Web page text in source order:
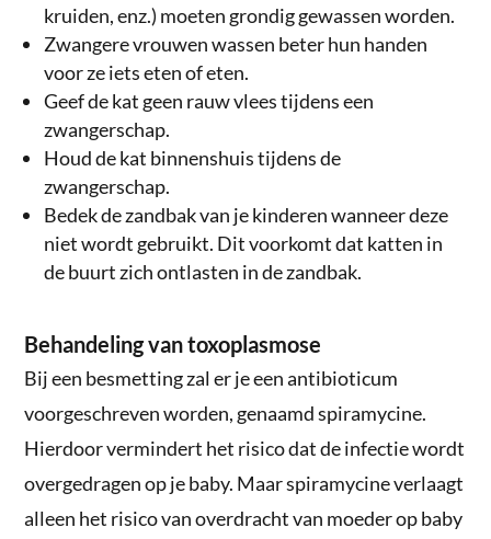
kruiden, enz.) moeten grondig gewassen worden.
Zwangere vrouwen wassen beter hun handen
voor ze iets eten of eten.
Geef de kat geen rauw vlees tijdens een
zwangerschap.
Houd de kat binnenshuis tijdens de
zwangerschap.
Bedek de zandbak van je kinderen wanneer deze
niet wordt gebruikt. Dit voorkomt dat katten in
de buurt zich ontlasten in de zandbak.
Behandeling van toxoplasmose
Bij een besmetting zal er je een antibioticum
voorgeschreven worden, genaamd spiramycine.
Hierdoor vermindert het risico dat de infectie wordt
overgedragen op je baby. Maar spiramycine verlaagt
alleen het risico van overdracht van moeder op baby